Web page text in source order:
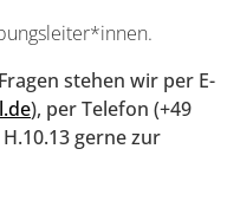
stehen wir per E-
), per Telefon (+49
gerne zur